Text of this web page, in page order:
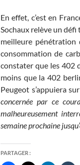
En effet, c’est en
Sochaux relève un défi
meilleure pénétration
consommation de
constater que les 402
moins que la 402
Peugeot s’appuiera
concernée par ce
malheureusement
semaine prochaine
PARTAGER :